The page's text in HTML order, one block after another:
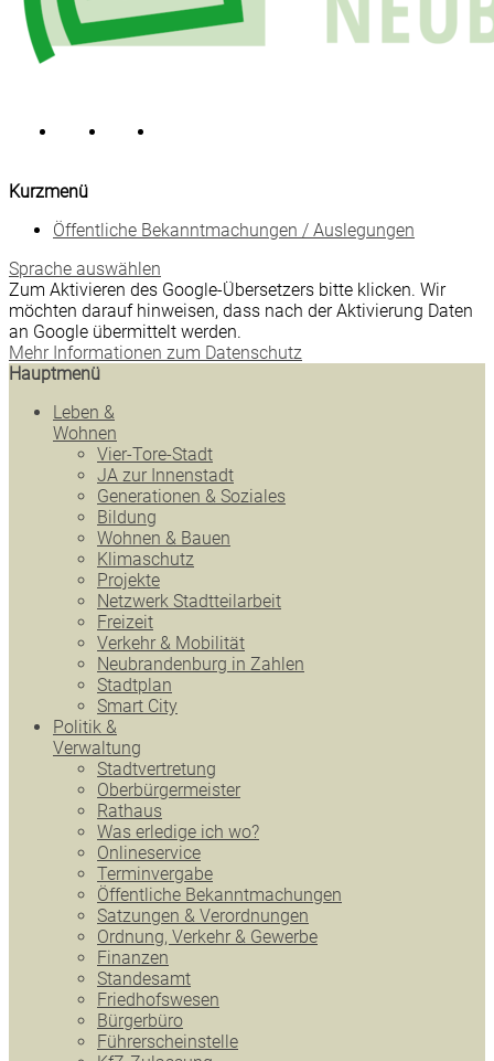
Kurzmenü
Öffentliche Bekanntmachungen / Auslegungen
Sprache auswählen
Zum Aktivieren des Google-Übersetzers bitte klicken. Wir
möchten darauf hinweisen, dass nach der Aktivierung Daten
an Google übermittelt werden.
Mehr Informationen zum Datenschutz
Hauptmenü
Leben &
Wohnen
Vier-Tore-Stadt
JA zur Innenstadt
Generationen & Soziales
Bildung
Wohnen & Bauen
Klimaschutz
Projekte
Netzwerk Stadtteilarbeit
Freizeit
Verkehr & Mobilität
Neubrandenburg in Zahlen
Stadtplan
Smart City
Politik &
Verwaltung
Stadtvertretung
Oberbürgermeister
Rathaus
Was erledige ich wo?
Onlineservice
Terminvergabe
Öffentliche Bekanntmachungen
Satzungen & Verordnungen
Ordnung, Verkehr & Gewerbe
Finanzen
Standesamt
Friedhofswesen
Bürgerbüro
Führerscheinstelle